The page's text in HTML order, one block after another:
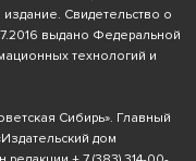
Свидетельство о
выдано Федеральной
технологий и
Сибирь». Главный
дом